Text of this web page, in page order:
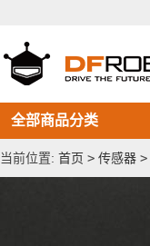
总
线
形
热
电
偶
传
全部商品分类
当前位置: 首页 > 传感器 >